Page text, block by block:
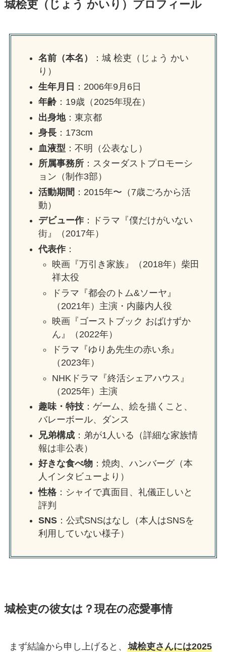
城桧吏（じょう かいり）プロフィール
名前（本名）
：城 桧吏（じょう かい
り）
生年月日 ：2006年9月6日
年齢：19歳（2025年現在）
出身地：東京都
身長：173cm
血液型 ：不明（公表なし）
所属事務所：スターダストプロモーシ
ョン（制作3部）
活動期間 ：2015年〜（7歳ごろから活
動）
デビュー作：ドラマ『僕だけがいない
街』（2017年）
代表作：
映画『万引き家族』（2018年）柴田
祥太役
ドラマ『都会のトム&ソーヤ』
（2021年）主演・内藤内人役
映画『ゴーストブック おばけずか
ん』（2022年）
ドラマ『ゆりあ先生の赤い糸』
（2023年）
NHKドラマ『終活シェアハウス』
（2025年）主演
趣味・特技：ゲーム、絵を描くこと、
バレーボール、ダンス
兄弟構成：弟が1人いる（詳細な家族情
報は非公表）
好きな食べ物：焼肉、ハンバーグ（本
人インタビューより）
性格：シャイで真面目、礼儀正しいと
評判
SNS：公式SNSはなし（本人はSNSを
利用していない様子）
城桧吏の彼女は？現在の恋愛事情
まず結論から申し上げると、 城桧吏さんには2025